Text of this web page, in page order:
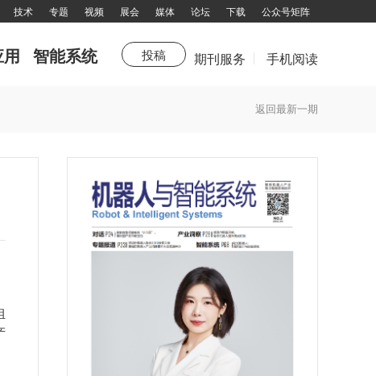
技术 专题 视频 展会 媒体 论坛 下载 公众号矩阵
智能系统 投稿 期刊服务
拨打电话咨询：13751143319 余女士
邮箱：chuandong@chuandong.cn
手机阅读
返回最新一期